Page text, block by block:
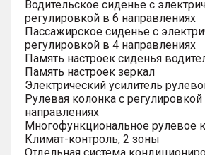
Водительское сиденье с
регулировкой в 6 направлениях
Пассажирское сиденье с
регулировкой в 4 направлениях
Память настроек сиденья
Память настроек зеркал
Электрический усилитель
Рулевая колонка с
направлениях
Многофункциональное рулевое
Климат-контроль, 2 зоны
Отдельная система